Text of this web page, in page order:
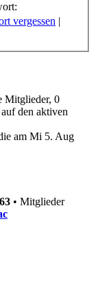
vergessen |
Mitglieder, 0
den aktiven
am Mi 5. Aug
• Mitglieder